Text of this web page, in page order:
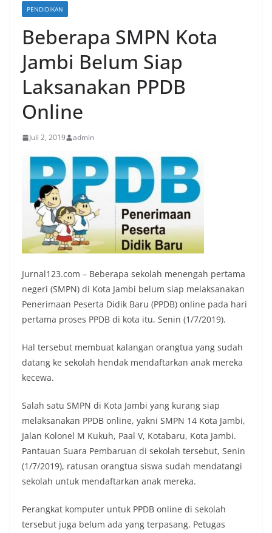
PENDIDIKAN
Beberapa SMPN Kota
Jambi Belum Siap
Laksanakan PPDB
Online
Juli 2, 2019 admin
Jurnal123.com – Beberapa sekolah menengah pertama
negeri (SMPN) di Kota Jambi belum siap melaksanakan
Penerimaan Peserta Didik Baru (PPDB) online pada hari
pertama proses PPDB di kota itu, Senin (1/7/2019).
Hal tersebut membuat kalangan orangtua yang sudah
datang ke sekolah hendak mendaftarkan anak mereka
kecewa.
Salah satu SMPN di Kota Jambi yang kurang siap
melaksanakan PPDB online, yakni SMPN 14 Kota Jambi,
Jalan Kolonel M Kukuh, Paal V, Kotabaru, Kota Jambi.
Pantauan Suara Pembaruan di sekolah tersebut, Senin
(1/7/2019), ratusan orangtua siswa sudah mendatangi
sekolah untuk mendaftarkan anak mereka.
Perangkat komputer untuk PPDB online di sekolah
tersebut juga belum ada yang terpasang. Petugas